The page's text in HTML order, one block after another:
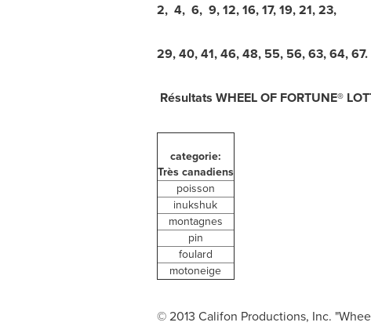
2, 4, 6, 9, 12, 16, 17, 19, 21, 23,
29, 40, 41, 46, 48, 55, 56, 63, 64, 67.
Résultats WHEEL OF FORTUNE®
categorie:
Très canadiens
poisson
inukshuk
montagnes
pin
foulard
motoneige
© 2013 Califon Productions, Inc.